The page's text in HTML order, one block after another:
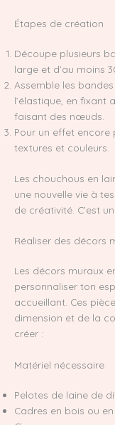
Étapes de création
Découpe plusieurs
large et d’au moins
Assemble les
l’élastique, en fixant
faisant des nœuds.
Pour un effet encore
textures et couleurs.
Les chouchous en
une nouvelle vie à
de créativité. C’est
Réaliser des décors
Les décors muraux
personnaliser ton
accueillant. Ces
dimension et de la
créer :
Matériel nécessaire
Pelotes de laine de
Cadres en bois ou